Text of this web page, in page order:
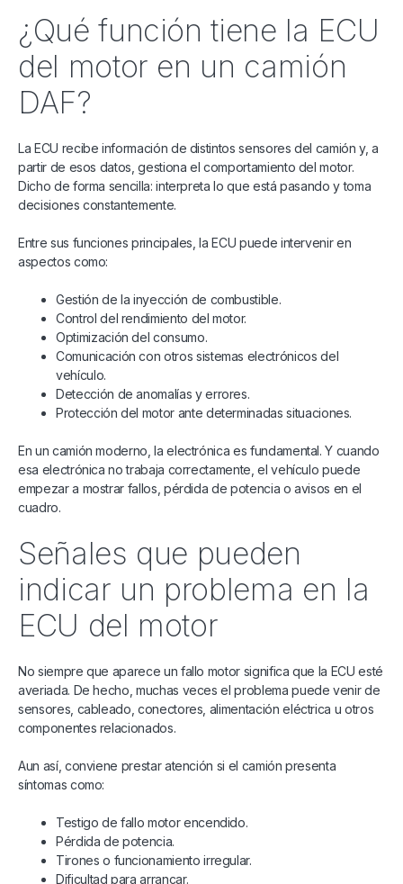
¿Qué función tiene la ECU
del motor en un camión
DAF?
La ECU recibe información de distintos sensores del camión y, a
partir de esos datos, gestiona el comportamiento del motor.
Dicho de forma sencilla: interpreta lo que está pasando y toma
decisiones constantemente.
Entre sus funciones principales, la ECU puede intervenir en
aspectos como:
Gestión de la inyección de combustible.
Control del rendimiento del motor.
Optimización del consumo.
Comunicación con otros sistemas electrónicos del
vehículo.
Detección de anomalías y errores.
Protección del motor ante determinadas situaciones.
En un camión moderno, la electrónica es fundamental. Y cuando
esa electrónica no trabaja correctamente, el vehículo puede
empezar a mostrar fallos, pérdida de potencia o avisos en el
cuadro.
Señales que pueden
indicar un problema en la
ECU del motor
No siempre que aparece un fallo motor significa que la ECU esté
averiada. De hecho, muchas veces el problema puede venir de
sensores, cableado, conectores, alimentación eléctrica u otros
componentes relacionados.
Aun así, conviene prestar atención si el camión presenta
síntomas como:
Testigo de fallo motor encendido.
Pérdida de potencia.
Tirones o funcionamiento irregular.
Dificultad para arrancar.